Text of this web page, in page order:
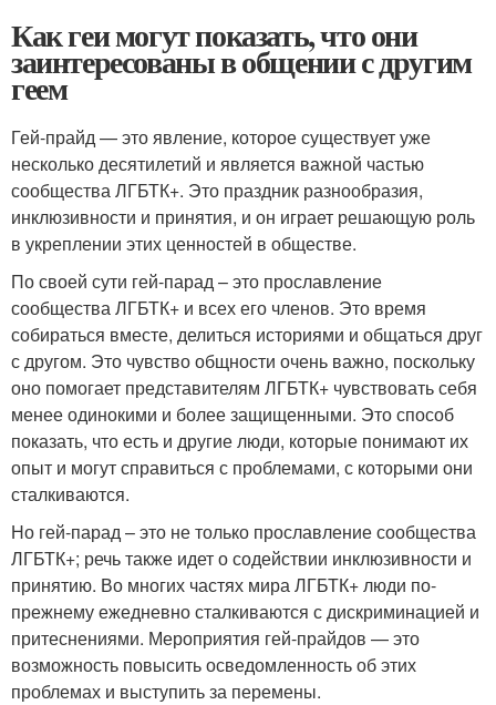
Как геи могут показать, что они
заинтересованы в общении с другим
геем
Гей-прайд — это явление, которое существует уже
несколько десятилетий и является важной частью
сообщества ЛГБТК+. Это праздник разнообразия,
инклюзивности и принятия, и он играет решающую роль
в укреплении этих ценностей в обществе.
По своей сути гей-парад – это прославление
сообщества ЛГБТК+ и всех его членов. Это время
собираться вместе, делиться историями и общаться друг
с другом. Это чувство общности очень важно, поскольку
оно помогает представителям ЛГБТК+ чувствовать себя
менее одинокими и более защищенными. Это способ
показать, что есть и другие люди, которые понимают их
опыт и могут справиться с проблемами, с которыми они
сталкиваются.
Но гей-парад – это не только прославление сообщества
ЛГБТК+; речь также идет о содействии инклюзивности и
принятию. Во многих частях мира ЛГБТК+ люди по-
прежнему ежедневно сталкиваются с дискриминацией и
притеснениями. Мероприятия гей-прайдов — это
возможность повысить осведомленность об этих
проблемах и выступить за перемены.